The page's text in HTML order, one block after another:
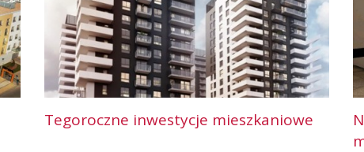
Tegoroczne inwestycje mieszkaniowe